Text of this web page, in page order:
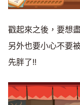
戳起來之後，要想
另外也要小心不要
先胖了!!